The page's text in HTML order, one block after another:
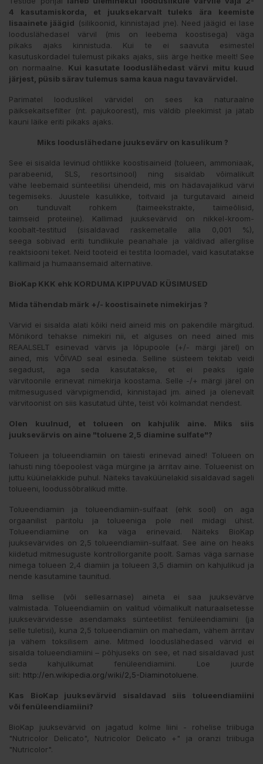
4 kasutamiskorda, et juuksekarvalt tuleks ära keemiste
lisaainete jäägid (silikoonid, kinnistajad jne). Need jäägid ei lase
looduslähedasel värvil (mis on leebema koostisega) väga
pikaks ajaks kinnistuda. Kui te ei saavuta esimestel
kasutuskordadel tulemust pikaks ajaks, siis ärge heitke meelt! See
on normaalne. Kui kasutate looduslähedast värvi mitu kuud
järjest, püsib särav tulemus sama kaua nagu tavavärvidel.
Parimatel looduslikel värvidel on sees ka naturaalne
päiksekaitsefilter (nt. pajukoorest), mis väldib pleekimist ja jätab
kauni läike eriti pikaks ajaks.
Miks looduslähedane juuksevärv on kasulikum ?
See ei sisalda levinud ohtlikke koostisaineid (tolueen, ammoniaak,
parabeenid, SLS, resortsinool) ning sisaldab võimalikult
vähe leebemaid sünteetilisi ühendeid, mis on hädavajalikud värvi
tegemiseks. Juustele kasulikke, toitvaid ja turgutavaid aineid
on tunduvalt rohkem (taimeekstrakte, taimeõlisid,
taimseid proteiine). Kallimad juuksevärvid on nikkel-kroom-
koobalt-testitud (sisaldavad raskemetalle alla 0,001 %),
seega sobivad eriti tundlikule peanahale ja väldivad allergilise
reaktsiooni teket. Neid tooteid ei testita loomadel, vaid kasutatakse
kallimaid ja humaansemaid alternatiive.
BioKap KKK ehk KORDUMA KIPPUVAD KÜSIMUSED
Mida tähendab märk +/- koostisainete nimekirjas ?
Värvid ei sisalda alati kõiki neid aineid mis on pakendile märgitud.
Mõnikord tehakse nimekiri nii, et alguses on need ained mis
REAALSELT esinevad värvis ja lõpupoole (+/- märgi järel) on
ained, mis VÕIVAD seal esineda. Selline süsteem tekitab veidi
segadust, aga seda kasutatakse, et ei peaks igale
värvitoonile erinevat nimekirja koostama. Selle -/+ märgi järel on
mitmesugused värvpigmendid, kinnistajad jm. ained ja olenevalt
värvitoonist on siis kasutatud ühte, teist või kolmandat nendest.
Olen kuulnud, et tolueen on kahjulik aine. Miks siis
juuksevärvis on aine "toluene 2,5 diamine sulfate"?
Tolueen ja tolueendiamiin on täiesti erinevad ained! Tolueen on
lahusti ning tõepoolest väga mürgine ja ärritav aine. Tolueenist on
juttu küünelakkide puhul. Näiteks tavaküünelakid sisaldavad sageli
tolueeni, loodussõbralikud mitte.
Tolueendiamiin ja tolueendiamiin-sulfaat (ehk sool) on aga
orgaanilist päritolu ja tolueeniga pole neil midagi ühist.
Tolueendiamiine on ka väga erinevaid. Näiteks BioKap
juuksevärvides on 2,5 tolueendiamiin-sulfaat. See aine on heaks
kiidetud mitmesuguste kontrollorganite poolt. Samas väga sarnase
nimega tolueen 2,4 diamiin ja tolueen 3,5 diamiin on kahjulikud ja
nende kasutamine taunitud.
Ilma sellise (või sellesarnase) aineta ei saa juuksevärve
valmistada. Tolueendiamiin on valitud võimalikult naturaalsetesse
juuksevärvidesse asendamaks sünteetilist fenüleendiamiini (ja
selle tuletisi), kuna 2,5 tolueendiamiin on mahedam, vähem ärritav
ja vähem toksilisem aine. Mitmed looduslähedased värvid ei
sisalda tolueendiamiini – põhjuseks on see, et nad sisaldavad just
seda kahjulikumat fenüleendiamiini. Loe juurde
siit: http://en.wikipedia.org/wiki/2,5-Diaminotoluene.
Kas BioKap juuksevärvid sisaldavad siis tolueendiamiini
või fenüleendiamiini?
BioKap juuksevärvid on jagatud kolme liini - rohelise triibuga
"Nutricolor Delicato", Nutricolor Delicato +" ja oranzi triibuga
"Nutricolor".